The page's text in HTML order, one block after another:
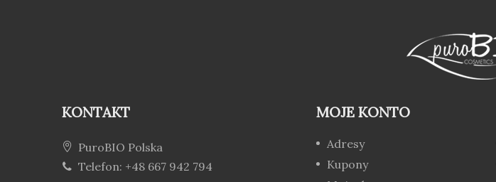
KONTAKT
PuroBIO Polska
Telefon: +48 667 942 794
MOJE KONTO
Adresy
Kupony